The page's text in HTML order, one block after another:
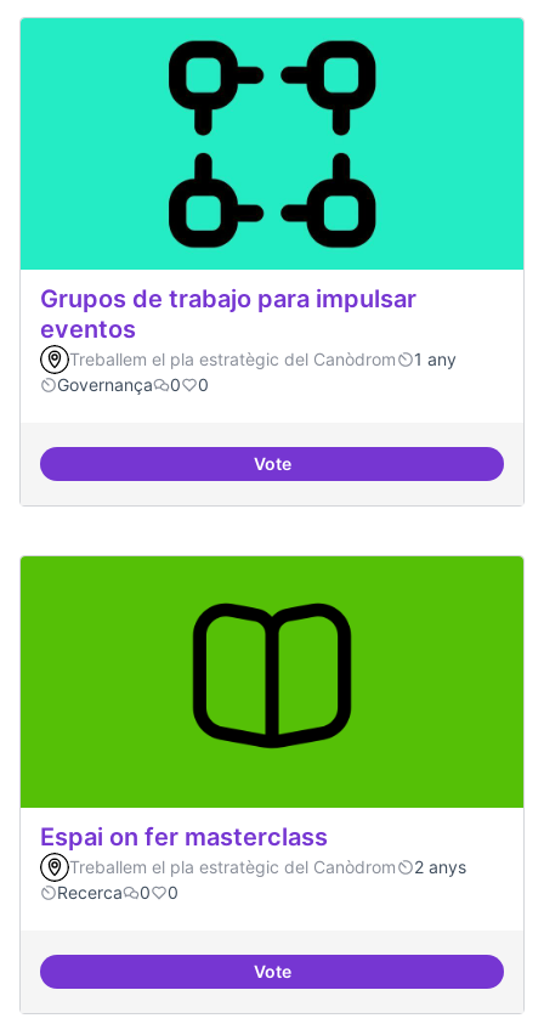
Grupos de trabajo para impulsar
eventos
Treballem el pla estratègic del Canòdrom
1 any
Governança
0 0
VoteGrupos de trabajo para impulsar
Espai on fer masterclass
Treballem el pla estratègic del Canòdrom
2 anys
Recerca
0 0
VoteEspai on fer masterclass